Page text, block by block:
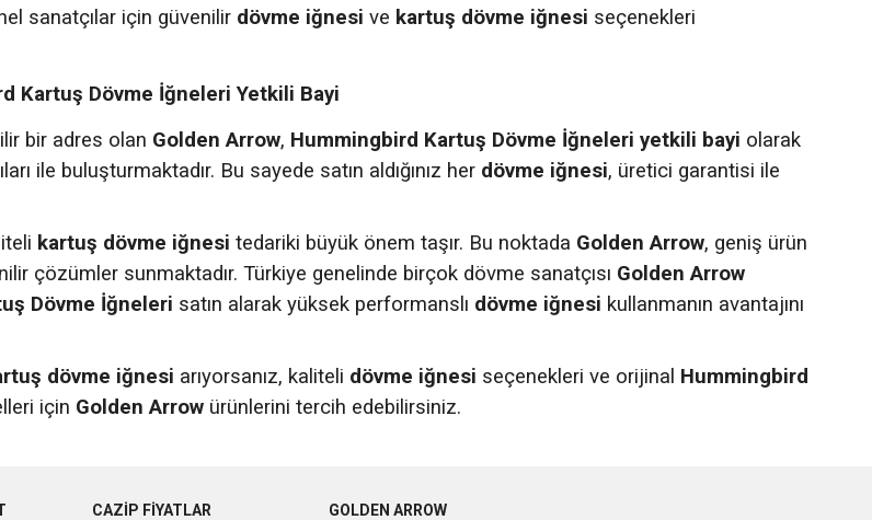
sanatçılar için güvenilir dövme iğnesi ve kartuş dövme iğnesi seçenekleri
Kartuş Dövme İğneleri Yetkili Bayi
bir adres olan Golden Arrow, Hummingbird Kartuş Dövme İğneleri yetkili bayi olarak
ile buluşturmaktadır. Bu sayede satın aldığınız her dövme iğnesi, üretici garantisi ile
kartuş dövme iğnesi tedariki büyük önem taşır. Bu noktada Golden Arrow, geniş ürün
çözümler sunmaktadır. Türkiye genelinde birçok dövme sanatçısı Golden Arrow
Dövme İğneleri satın alarak yüksek performanslı dövme iğnesi kullanmanın avantajını
dövme iğnesi arıyorsanız, kaliteli dövme iğnesi seçenekleri ve orijinal Hummingbird
için Golden Arrow ürünlerini tercih edebilirsiniz.
CAZİP FİYATLAR
GOLDEN ARROW